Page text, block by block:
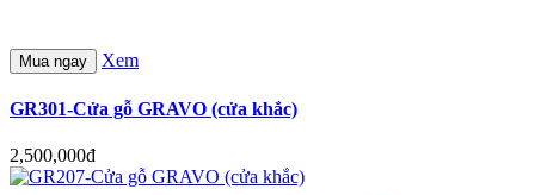
Mua ngay Xem
GR301-Cửa gỗ GRAVO (cửa khắc)
2,500,000đ